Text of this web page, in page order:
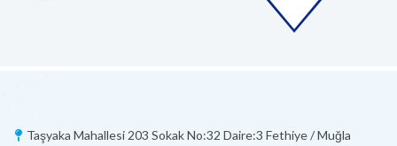
Taşyaka Mahallesi 203 Sokak No:32 Daire:3 Fethiye / Muğla